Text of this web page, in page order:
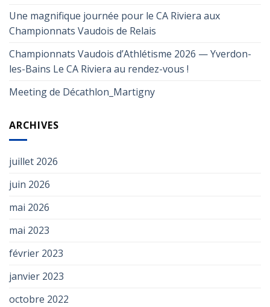
Une magnifique journée pour le CA Riviera aux
Championnats Vaudois de Relais
Championnats Vaudois d’Athlétisme 2026 — Yverdon-
les-Bains Le CA Riviera au rendez-vous !
Meeting de Décathlon_Martigny
ARCHIVES
juillet 2026
juin 2026
mai 2026
mai 2023
février 2023
janvier 2023
octobre 2022